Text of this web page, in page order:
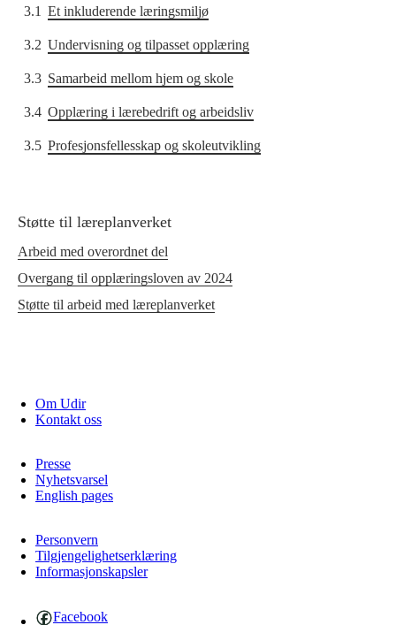
3.1 Et inkluderende læringsmiljø
3.2 Undervisning og tilpasset opplæring
3.3 Samarbeid mellom hjem og skole
3.4 Opplæring i lærebedrift og arbeidsliv
3.5 Profesjonsfellesskap og skoleutvikling
Støtte til læreplanverket
Arbeid med overordnet del
Overgang til opplæringsloven av 2024
Støtte til arbeid med læreplanverket
Om Udir
Kontakt oss
Presse
Nyhetsvarsel
English pages
Personvern
Tilgjengelighetserklæring
Informasjonskapsler
Facebook